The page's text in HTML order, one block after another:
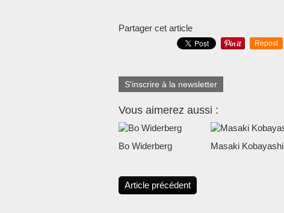
Partager cet article
Repost
S'inscrire à la newsletter
Vous aimerez aussi :
Bo Widerberg Masaki Kobayashi
Article précédent